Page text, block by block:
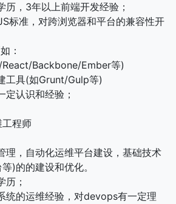
历，3年以上前端开发经验；
标准，对跨浏览器和平台的兼容性开
：
Backbone/Ember等)
工具(如Grunt/Gulp等)
定认识和经验；
程师
理，自动化运维平台建设，基础技术
)的的建设和优化。
历；
统的运维经验，对devops有一定理